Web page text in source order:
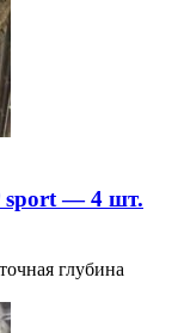
sport — 4 шт.
глубина